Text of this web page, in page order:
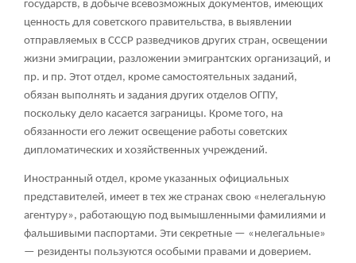
государств, в добыче всевозможных документов, имеющих
ценность для советского правительства, в выявлении
отправляемых в СССР разведчиков других стран, освещении
жизни эмиграции, разложении эмигрантских организаций, и
пр. и пр. Этот отдел, кроме самостоятельных заданий,
обязан выполнять и задания других отделов ОГПУ,
поскольку дело касается заграницы. Кроме того, на
обязанности его лежит освещение работы советских
дипломатических и хозяйственных учреждений.
Иностранный отдел, кроме указанных официальных
представителей, имеет в тех же странах свою «нелегальную
агентуру», работающую под вымышленными фамилиями и
фальшивыми паспортами. Эти секретные — «нелегальные»
— резиденты пользуются особыми правами и доверием.